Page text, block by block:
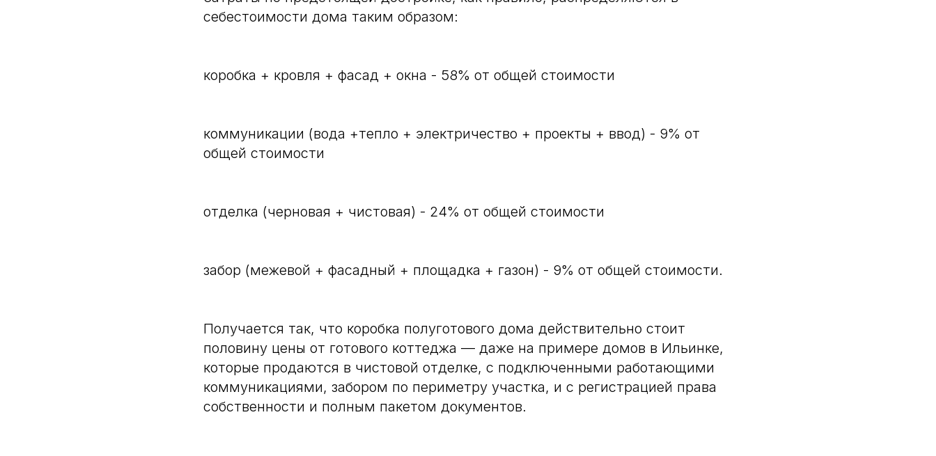
себестоимости дома таким образом:
коробка + кровля + фасад + окна - 58% от общей стоимости
коммуникации (вода +тепло + электричество + проекты + ввод) - 9% от
общей стоимости
отделка (черновая + чистовая) - 24% от общей стоимости
забор (межевой + фасадный + площадка + газон) - 9% от общей стоимости.
Получается так, что коробка полуготового дома действительно стоит
половину цены от готового коттеджа — даже на примере домов в Ильинке,
которые продаются в чистовой отделке, с подключенными работающими
коммуникациями, забором по периметру участка, и с регистрацией права
собственности и полным пакетом документов.